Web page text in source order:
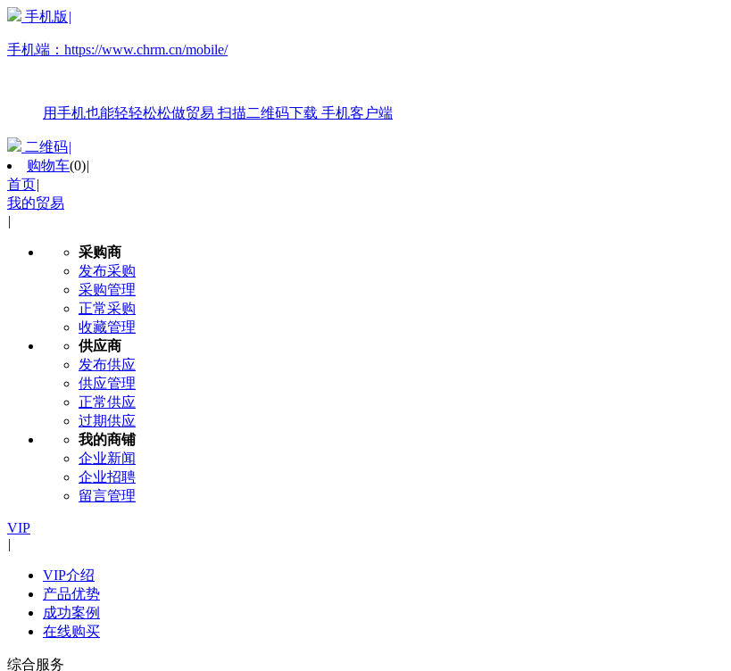
手机版 |
手机端： https://www.chrm.cn/mobile/
用手机也能轻轻松松做贸易 扫描二维码下载 手机客户端
二维码|
购物车(0)|
首页|
我的贸易
|
采购商
发布采购
采购管理
正常采购
收藏管理
供应商
发布供应
供应管理
正常供应
过期供应
我的商铺
企业新闻
企业招聘
留言管理
VIP
|
VIP介绍
产品优势
成功案例
在线购买
综合服务